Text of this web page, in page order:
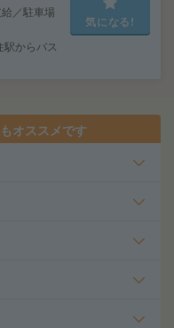
／駐車場
からバス
気になる!
オススメです